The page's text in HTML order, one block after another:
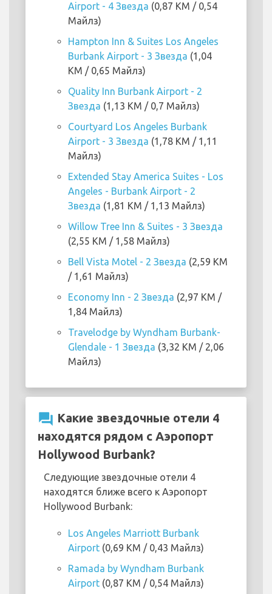
Airport - 4 Звезда (0,87 KM / 0,54
Майлз)
Hampton Inn & Suites Los Angeles
Burbank Airport - 3 Звезда (1,04
KM / 0,65 Майлз)
Quality Inn Burbank Airport - 2
Звезда (1,13 KM / 0,7 Майлз)
Courtyard Los Angeles Burbank
Airport - 3 Звезда (1,78 KM / 1,11
Майлз)
Extended Stay America Suites - Los
Angeles - Burbank Airport - 2
Звезда (1,81 KM / 1,13 Майлз)
Willow Tree Inn & Suites - 3 Звезда
(2,55 KM / 1,58 Майлз)
Bell Vista Motel - 2 Звезда (2,59 KM
/ 1,61 Майлз)
Economy Inn - 2 Звезда (2,97 KM /
1,84 Майлз)
Travelodge by Wyndham Burbank-
Glendale - 1 Звезда (3,32 KM / 2,06
Майлз)
question_answer Какие звездочные отели 4
находятся рядом с Аэропорт
Hollywood Burbank?
Следующие звездочные отели 4
находятся ближе всего к Аэропорт
Hollywood Burbank:
Los Angeles Marriott Burbank
Airport (0,69 KM / 0,43 Майлз)
Ramada by Wyndham Burbank
Airport (0,87 KM / 0,54 Майлз)